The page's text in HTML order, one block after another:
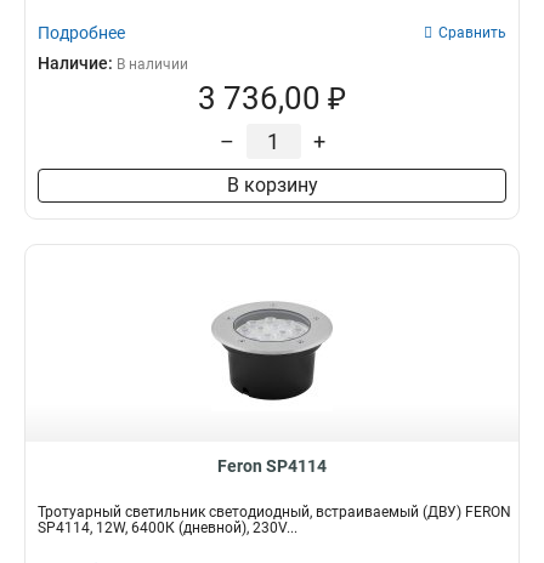
Подробнее Сравнить
Наличие: В наличии
3 736,00 ₽
– +
В корзину
Feron SP4114
Тротуарный светильник светодиодный, встраиваемый (ДВУ) FERON
SP4114, 12W, 6400К (дневной), 230V...